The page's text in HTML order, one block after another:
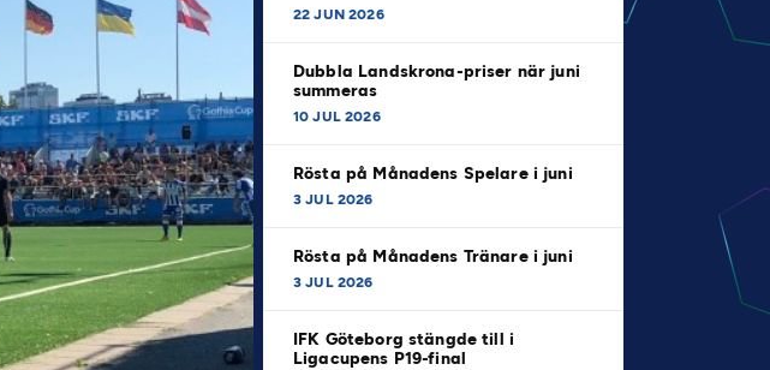
22 JUN 2026
Dubbla Landskrona-priser när juni
summeras
10 JUL 2026
Rösta på Månadens Spelare i juni
3 JUL 2026
Rösta på Månadens Tränare i juni
3 JUL 2026
IFK Göteborg stängde till i
Ligacupens P19-final